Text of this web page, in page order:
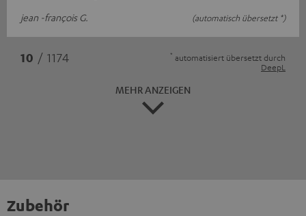
jean -françois G.
(automatisch übersetzt *)
10 / 1174 * automatisiert übersetzt durch
DeepL
MEHR ANZEIGEN
Zubehör